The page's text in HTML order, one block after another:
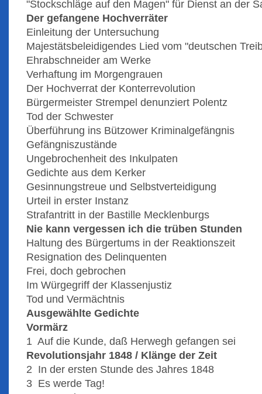
"Stockschläge auf den Magen" für Dienst an der
Der gefangene Hochverräter
Einleitung der Untersuchung
Majestätsbeleidigendes Lied vom "deutschen
Ehrabschneider am Werke
Verhaftung im Morgengrauen
Der Hochverrat der Konterrevolution
Bürgermeister Strempel denunziert Polentz
Tod der Schwester
Überführung ins Bützower Kriminalgefängnis
Gefängniszustände
Ungebrochenheit des Inkulpaten
Gedichte aus dem Kerker
Gesinnungstreue und Selbstverteidigung
Urteil in erster Instanz
Strafantritt in der Bastille Mecklenburgs
Nie kann vergessen ich die trüben Stunden
Haltung des Bürgertums in der Reaktionszeit
Resignation des Delinquenten
Frei, doch gebrochen
Im Würgegriff der Klassenjustiz
Tod und Vermächtnis
Ausgewählte Gedichte
Vormärz
1 Auf die Kunde, daß Herwegh gefangen sei
Revolutionsjahr 1848 / Klänge der Zeit
2 In der ersten Stunde des Jahres 1848
3 Es werde Tag!